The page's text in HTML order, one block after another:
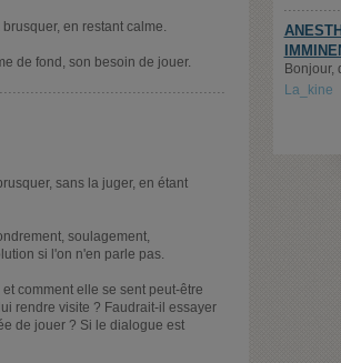
en restant calme.
de fond, son besoin de jouer.
sans la juger, en étant
soulagement,
si l'on n'en parle pas.
comment elle se sent peut-être
rendre visite ? Faudrait-il essayer
de jouer ? Si le dialogue est
Bonjour,
La_kine